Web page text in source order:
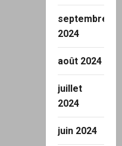
septembre
2024
août 2024
juillet
2024
juin 2024